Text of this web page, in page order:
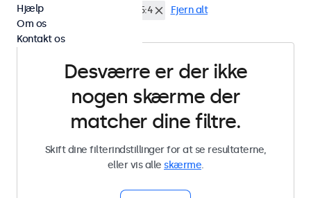
7 tommer skaerme 4:3 / 5:4 Fjern alt
Desværre er der ikke
nogen skærme der
matcher dine filtre.
Skift dine filterindstillinger for at se resultaterne,
eller vis alle skærme.
Hjælp
Om os
Kontakt os